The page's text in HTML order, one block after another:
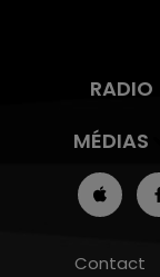
RADIO
MÉDIAS
Contact